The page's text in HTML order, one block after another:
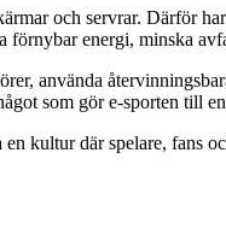
och servrar. Därför
energi, minska
använda
som gör e‑sporten till
kultur där spelare, fans